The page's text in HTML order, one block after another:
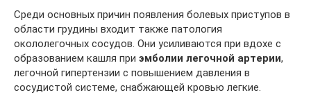
Среди основных причин появления болевых приступов в
области грудины входит также патология
окололегочных сосудов. Они усиливаются при вдохе с
образованием кашля при эмболии легочной артерии,
легочной гипертензии с повышением давления в
сосудистой системе, снабжающей кровью легкие.